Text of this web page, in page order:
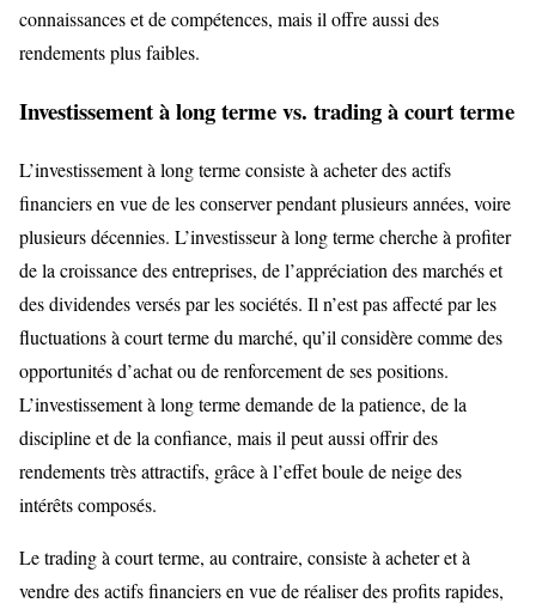
connaissances et de compétences, mais il offre aussi des
rendements plus faibles.
Investissement à long terme vs. trading à court terme
L’investissement à long terme consiste à acheter des actifs
financiers en vue de les conserver pendant plusieurs années, voire
plusieurs décennies. L’investisseur à long terme cherche à profiter
de la croissance des entreprises, de l’appréciation des marchés et
des dividendes versés par les sociétés. Il n’est pas affecté par les
fluctuations à court terme du marché, qu’il considère comme des
opportunités d’achat ou de renforcement de ses positions.
L’investissement à long terme demande de la patience, de la
discipline et de la confiance, mais il peut aussi offrir des
rendements très attractifs, grâce à l’effet boule de neige des
intérêts composés.
Le trading à court terme, au contraire, consiste à acheter et à
vendre des actifs financiers en vue de réaliser des profits rapides,